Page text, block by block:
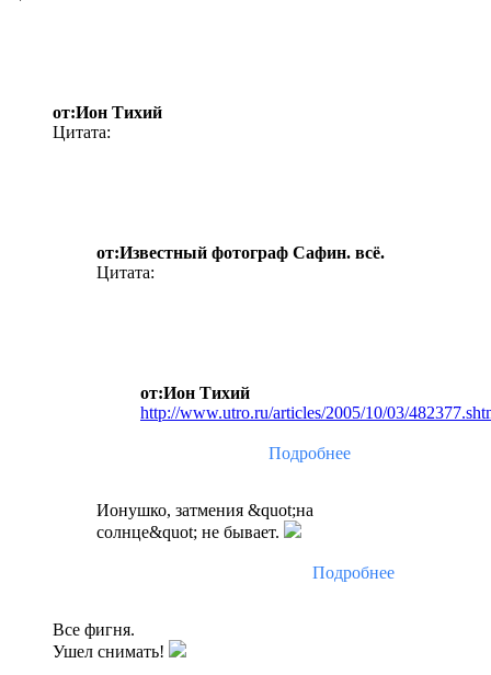
от:Ион Тихий
Цитата:
от:Известный фотограф Сафин. всё.
Цитата:
от:Ион Тихий
http://www.utro.ru/articles/2005/10/03/
Подробнее
Ионушко, затмения &quot;на
солнце&quot; не бывает.
Подробнее
Все фигня.
Ушел снимать!